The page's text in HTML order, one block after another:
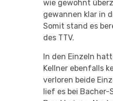
wie gewohnt
gewannen klar in
Somit stand es
des TTV.
In den Einzeln
Kellner ebenfalls
verloren beide
lief es bei Bacher-